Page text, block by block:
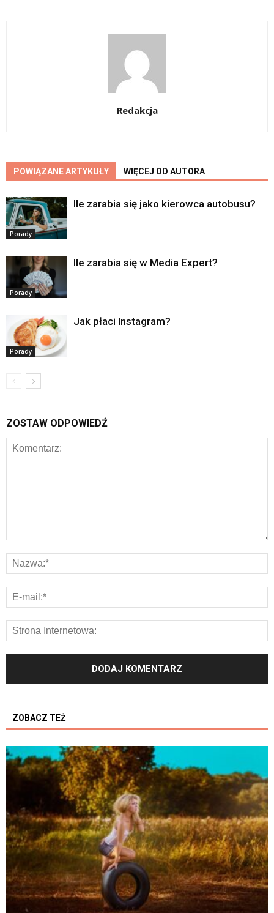
Redakcja
POWIĄZANE ARTYKUŁY WIĘCEJ OD AUTORA
Porady
Ile zarabia się jako kierowca autobusu?
Porady
Ile zarabia się w Media Expert?
Porady
Jak płaci Instagram?
ZOSTAW ODPOWIEDŹ
ZOBACZ TEŻ